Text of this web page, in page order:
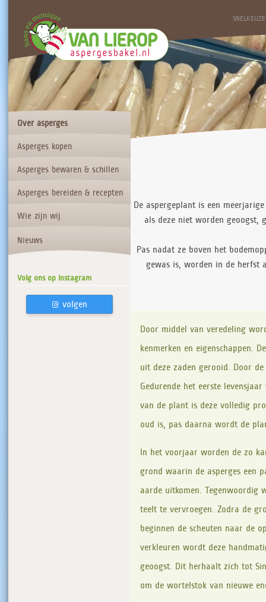
SNELKEUZE
Over asperges
Asperges kopen
Asperges bewaren & schillen
Asperges bereiden & recepten
Wie zijn wij
Nieuws
Volg ons op Instagram
volgen
De aspergeplant is een
als deze niet worden geoogst,
Pas nadat ze boven het
gewas is, worden in de herfst
Door middel van veredeling
kenmerken en eigenschappen.
uit deze zaden gerooid. Door
Gedurende het eerste
van de plant is deze volledig
oud is, pas daarna wordt de
In het voorjaar worden de zo
grond waarin de asperges een
aarde uitkomen. Tegenwoordig
teelt te vervroegen. Zodra de
beginnen de scheuten naar de
verkleuren wordt deze
geoogst. Dit herhaalt zich tot
om de wortelstok van nieuwe